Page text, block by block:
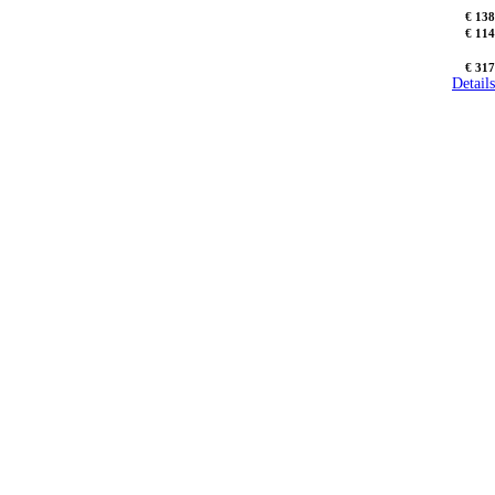
€ 138
€ 114
€ 317
Details